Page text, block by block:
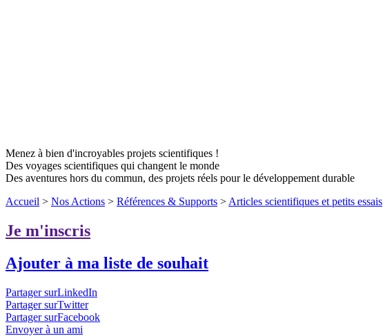
Menez à bien d'incroyables projets scientifiques !
Des voyages scientifiques qui changent le monde
Des aventures hors du commun, des projets réels pour le développement durable
Accueil > Nos Actions > Références & Supports > Articles scientifiques et petits essais
Je m'inscris
Ajouter à ma liste de souhait
Partager surLinkedIn
Partager surTwitter
Partager surFacebook
Envoyer à un ami